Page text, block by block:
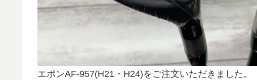
エポンAF-957(H21・H24)をご注文いただきました。